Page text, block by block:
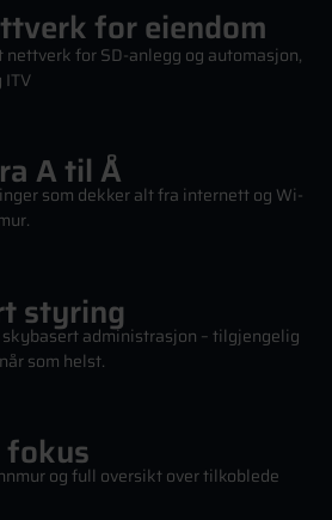
for eiendom
for SD-anlegg og automasjon,
A til Å
som dekker alt fra internett og Wi-
styringadministrasjon – tilgjengelig
som helst.
fokusog full oversikt over tilkoblede